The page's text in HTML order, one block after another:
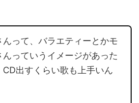
んって、バラエティーとかモ
んっていうイメージがあった
CD出すくらい歌も上手いん